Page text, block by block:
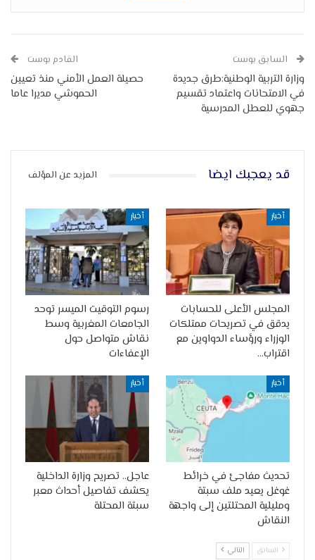
السابق بوست
وزارة التربية الوطنية:طرق جديدة
في الامتحانات واعتماد تقسيم
جهوي للعطل المدرسية
القادم بوست
حصيلة العمل الأمني منذ تعيين
الحموشي مديرا عاما
قد يعجبك ايضا المزيد عن المؤلف
أخبار
المجلس الأعلى للحسابات
يدقق في تصريحات ممتلكات
الوزراء ورؤساء الدواوين مع
اقتراب…
أخبار
رسوم التوقيت الميسر توحد
الجامعات المغربية وسط
نقاش متواصل حول
الإعفاءات
أخبار
تحديث مفاجئ في خرائط
غوغل يعيد ملف سبتة
ومليلية المحتلتين إلى واجهة
النقاش
أخبار
عاجل.. تصريح وزارة الداخلية
يكشف تفاصيل أحداث معبر
سبتة المحتلة
السابق التالي